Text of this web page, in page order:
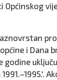
Općinskog
i Dana
godine